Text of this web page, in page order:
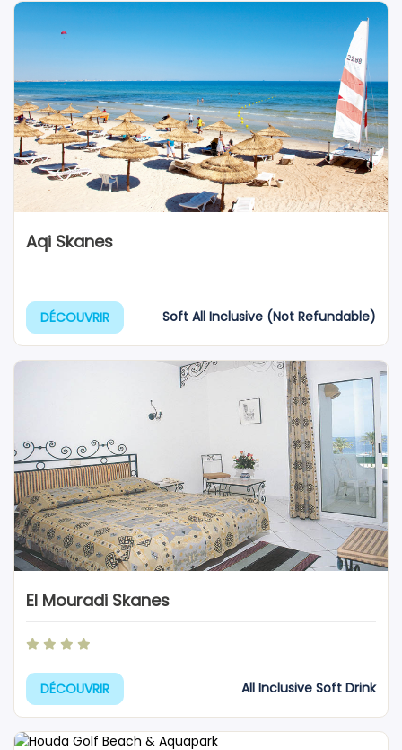
Aqi Skanes
DÉCOUVRIR Soft All Inclusive (Not Refundable)
El Mouradi Skanes
DÉCOUVRIR All Inclusive Soft Drink